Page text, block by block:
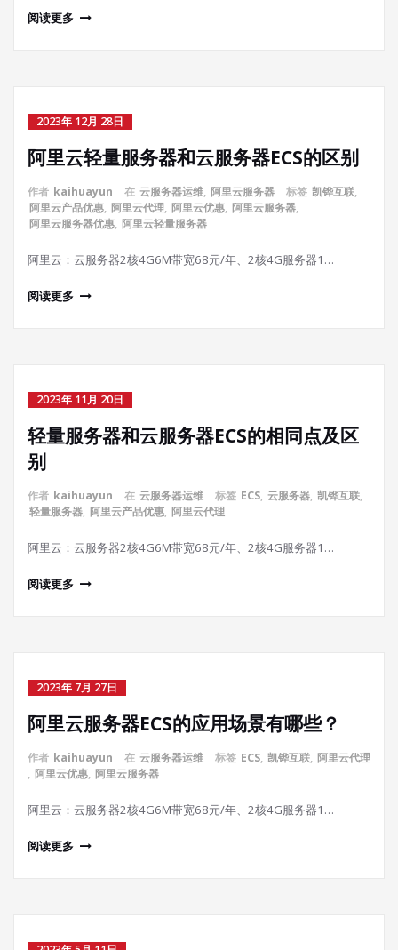
阅读更多
2023年 12月 28日
阿里云轻量服务器和云服务器ECS的区别
作者 kaihuayun 在 云服务器运维, 阿里云服务器 标签 凯铧互联,
阿里云产品优惠, 阿里云代理, 阿里云优惠, 阿里云服务器,
阿里云服务器优惠, 阿里云轻量服务器
阿里云：云服务器2核4G6M带宽68元/年、2核4G服务器1…
阅读更多
2023年 11月 20日
轻量服务器和云服务器ECS的相同点及区
别
作者 kaihuayun 在 云服务器运维 标签 ECS, 云服务器, 凯铧互联,
轻量服务器, 阿里云产品优惠, 阿里云代理
阿里云：云服务器2核4G6M带宽68元/年、2核4G服务器1…
阅读更多
2023年 7月 27日
阿里云服务器ECS的应用场景有哪些？
作者 kaihuayun 在 云服务器运维 标签 ECS, 凯铧互联, 阿里云代理
, 阿里云优惠, 阿里云服务器
阿里云：云服务器2核4G6M带宽68元/年、2核4G服务器1…
阅读更多